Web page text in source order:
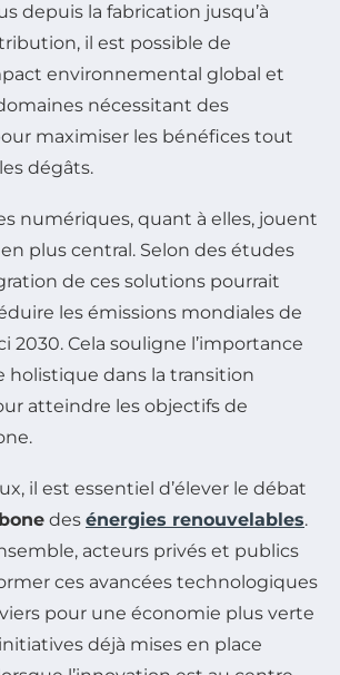
depuis la fabrication jusqu’à
il est possible de
environnemental global et
nécessitant des
maximiser les bénéfices tout
dégâts.
numériques, quant à elles, jouent
plus central. Selon des études
de ces solutions pourrait
les émissions mondiales de
2030. Cela souligne l’importance
holistique dans la transition
atteindre les objectifs de
il est essentiel d’élever le débat
des énergies renouvelables.
acteurs privés et publics
ces avancées technologiques
pour une économie plus verte
déjà mises en place